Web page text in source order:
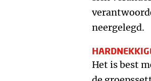
neergelegd.
Het is best